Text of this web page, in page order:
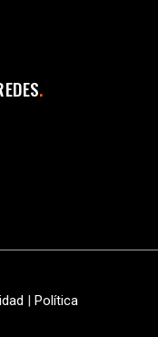
| Política